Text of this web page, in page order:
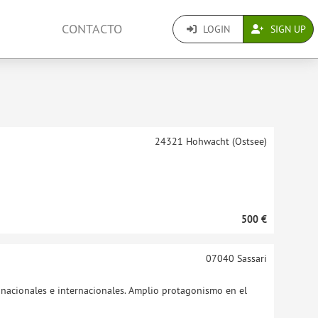
CONTACTO LOGIN SIGN UP
24321 Hohwacht (Ostsee)
500 €
e internacionales. Amplio protagonismo en el
07040 Sassari